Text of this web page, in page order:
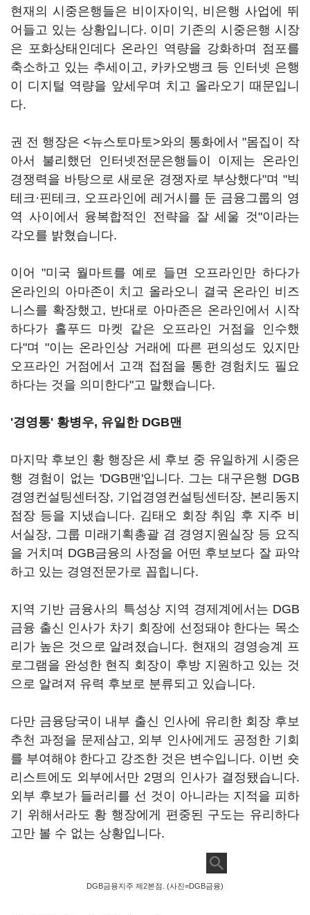
현재의 시중은행들은 비이자이익, 비은행 사업에 뛰
어들고 있는 상황입니다. 이미 기존의 시중은행 시장
은 포화상태인데다 온라인 역량을 강화하며 점포를
축소하고 있는 추세이고, 카카오뱅크 등 인터넷 은행
이 디지털 역량을 앞세우며 치고 올라오기 때문입니
다.
권 전 행장은 <뉴스토마토>와의 통화에서 "몸집이 작
아서 불리했던 인터넷전문은행들이 이제는 온라인
경쟁력을 바탕으로 새로운 경쟁자로 부상했다"며 "빅
테크·핀테크, 오프라인에 레거시를 둔 금융그룹의 영
역 사이에서 융복합적인 전략을 잘 세울 것"이라는
각오를 밝혔습니다.
이어 "미국 월마트를 예로 들면 오프라인만 하다가
온라인의 아마존이 치고 올라오니 결국 온라인 비즈
니스를 확장했고, 반대로 아마존은 온라인에서 시작
하다가 홀푸드 마켓 같은 오프라인 거점을 인수했
다"며 "이는 온라인상 거래에 따른 편의성도 있지만
오프라인 거점에서 고객 접점을 통한 경험치도 필요
하다는 것을 의미한다"고 말했습니다.
'경영통' 황병우, 유일한 DGB맨
마지막 후보인 황 행장은 세 후보 중 유일하게 시중은
행 경험이 없는 'DGB맨'입니다. 그는 대구은행 DGB
경영컨설팅센터장, 기업경영컨설팅센터장, 본리동지
점장 등을 지냈습니다. 김태오 회장 취임 후 지주 비
서실장, 그룹 미래기획총괄 겸 경영지원실장 등 요직
을 거치며 DGB금융의 사정을 어떤 후보보다 잘 파악
하고 있는 경영전문가로 꼽힙니다.
지역 기반 금융사의 특성상 지역 경제계에서는 DGB
금융 출신 인사가 차기 회장에 선정돼야 한다는 목소
리가 높은 것으로 알려졌습니다. 현재의 경영승계 프
로그램을 완성한 현직 회장이 후방 지원하고 있는 것
으로 알려져 유력 후보로 분류되고 있습니다.
다만 금융당국이 내부 출신 인사에 유리한 회장 후보
추천 과정을 문제삼고, 외부 인사에게도 공정한 기회
를 부여해야 한다고 강조한 것은 변수입니다. 이번 숏
리스트에도 외부에서만 2명의 인사가 결정됐습니다.
외부 후보가 들러리를 선 것이 아니라는 지적을 피하
기 위해서라도 황 행장에게 편중된 구도는 유리하다
고만 볼 수 없는 상황입니다.
DGB금융지주 제2본점. (사진=DGB금융)